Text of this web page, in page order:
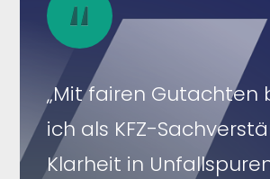
„Mit fairen Gutachten
ich als KFZ-
Klarheit in